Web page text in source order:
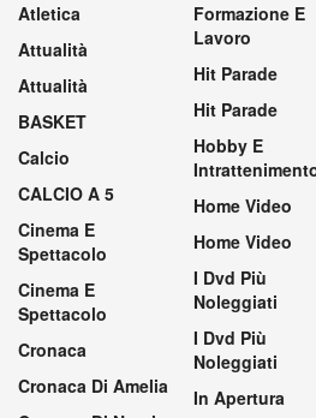
Atletica
Attualità
Attualità
BASKET
Calcio
CALCIO A 5
Cinema E
Spettacolo
Cinema E
Spettacolo
Cronaca
Cronaca Di Amelia
Formazione E
Lavoro
Hit Parade
Hit Parade
Hobby E
Home Video
Home Video
I Dvd Più
Noleggiati
I Dvd Più
Noleggiati
In Apertura